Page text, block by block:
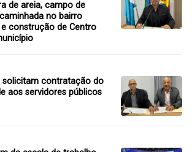
de areia, campo de
no bairro
construção de Centro
solicitam contratação do
aos servidores públicos